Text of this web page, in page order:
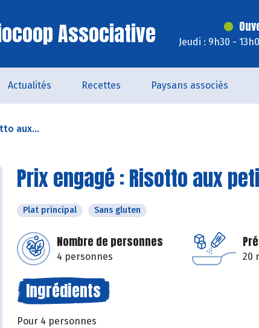
Associative Jeudi : 9h30 -
Actualités Recettes Paysans associés
aux...
Prix engagé : Risotto aux
Plat principal Sans gluten
Nombre de personnes
4 personnes 20
Ingrédients
Pour 4 personnes